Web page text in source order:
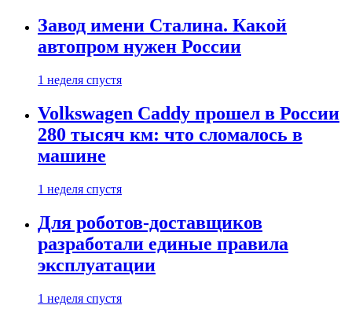
Завод имени Сталина. Какой
автопром нужен России
1 неделя спустя
Volkswagen Caddy прошел в России
280 тысяч км: что сломалось в
машине
1 неделя спустя
Для роботов-доставщиков
разработали единые правила
эксплуатации
1 неделя спустя